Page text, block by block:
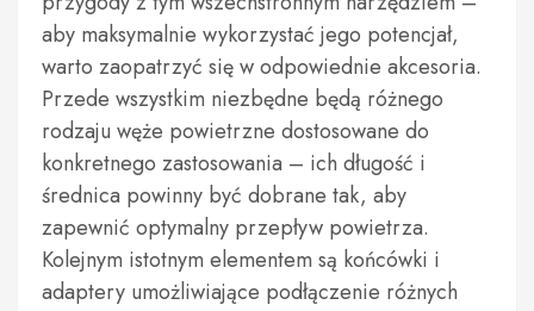
aby maksymalnie wykorzystać jego potencjał,
warto zaopatrzyć się w odpowiednie akcesoria.
Przede wszystkim niezbędne będą różnego
rodzaju węże powietrzne dostosowane do
konkretnego zastosowania – ich długość i
średnica powinny być dobrane tak, aby
zapewnić optymalny przepływ powietrza.
Kolejnym istotnym elementem są końcówki i
adaptery umożliwiające podłączenie różnych